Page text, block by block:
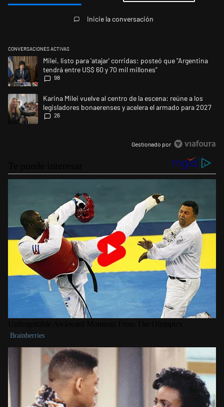
Inicie la conversación
CONVERSACIONES ACTIVAS
Este listado muestra los artículos con más comentarios en los últimos
Un artículo de tendencia con el título "Milei, listo para 'atajar' corridas:
Milei, listo para 'atajar' corridas: posteó que "Argentina
tendrá entre US$ 60 y 70 mil millones"
98
Un artículo de tendencia con el título "Karina Milei vuelve al centro de
Karina Milei vuelve al centro de la escena: reúne a los
legisladores bonaerenses y acelera el armado para 2027
26
Gestionado por